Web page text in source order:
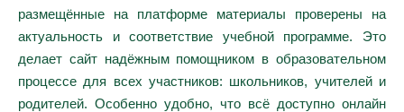
размещённые на платформе материалы проверены на
актуальность и соответствие учебной программе. Это
делает сайт надёжным помощником в образовательном
процессе для всех участников: школьников, учителей и
родителей. Особенно удобно, что всё доступно онлайн